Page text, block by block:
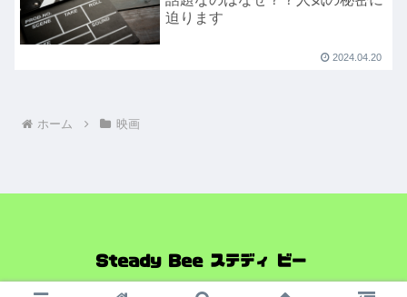
迫ります
2024.04.20
ホーム 映画